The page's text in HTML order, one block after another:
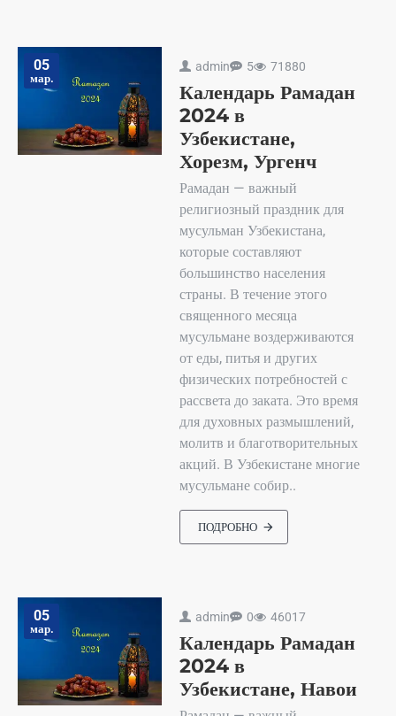
05
мар.
admin 5 71880
Календарь Рамадан
2024 в
Узбекистане,
Хорезм, Ургенч
Рамадан — важный
религиозный праздник для
мусульман Узбекистана,
которые составляют
большинство населения
страны. В течение этого
священного месяца
мусульмане воздерживаются
от еды, питья и других
физических потребностей с
рассвета до заката. Это время
для духовных размышлений,
молитв и благотворительных
акций. В Узбекистане многие
мусульмане собир..
ПОДРОБНО
05
мар.
admin 0 46017
Календарь Рамадан
2024 в
Узбекистане, Навои